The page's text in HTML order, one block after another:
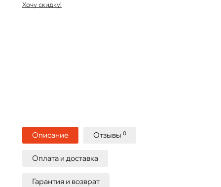
Хочу скидку!
Описание Отзывы 0
Оплата и доставка
Гарантия и возврат